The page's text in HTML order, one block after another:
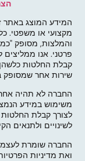
המידע המוצג באתר
מקצועי או משפטי.
והמלצות, מסופק
פרטני. אנו ממליצים
קבלת החלטות כלשהן
שירות אחר שמסופק
החברה לא תהיה
משימוש במידע
לצורך קבלת
לשינויים ולתנאים
החברה שומרת
ואת מדיניות